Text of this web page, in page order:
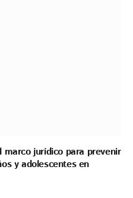
jurídico para prevenir
y adolescentes en